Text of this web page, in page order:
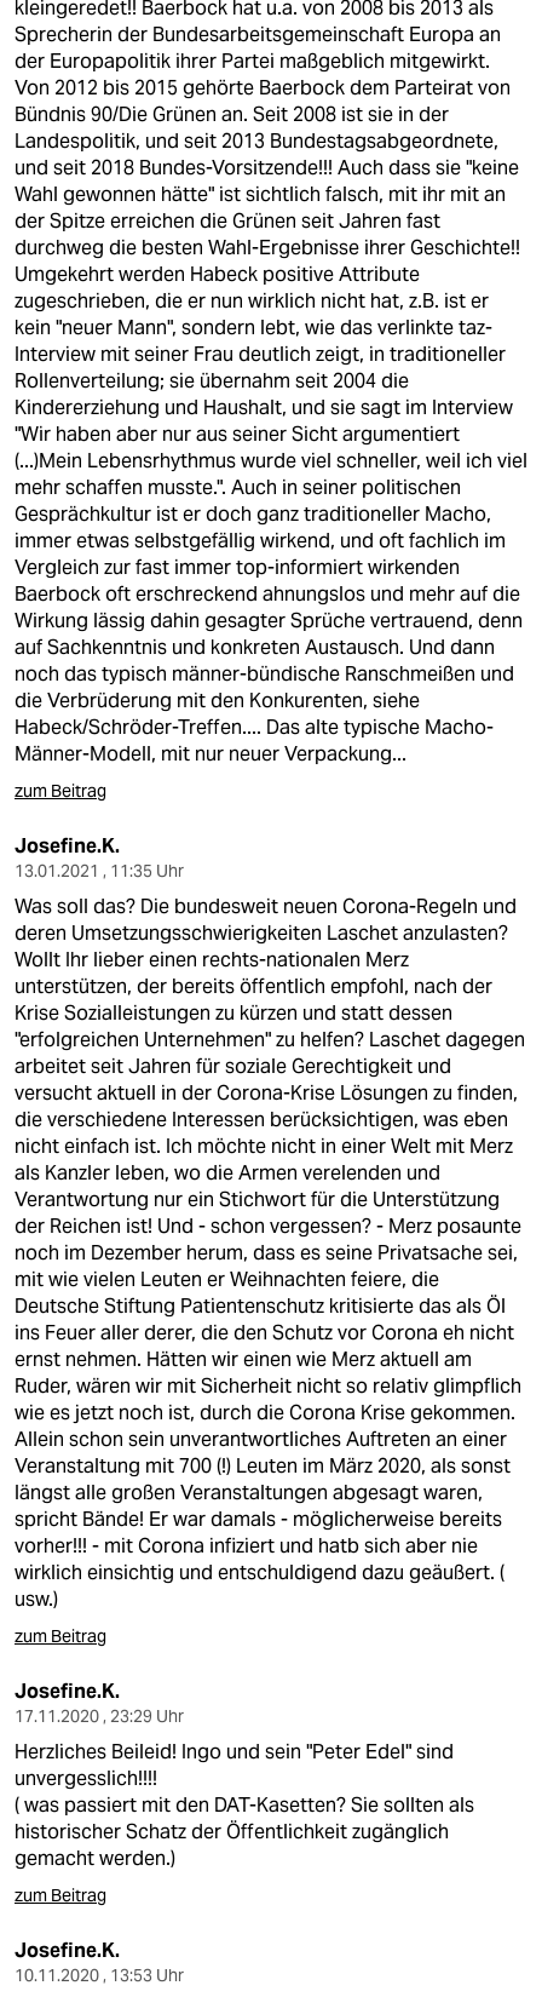
kleingeredet!! Baerbock hat u.a. von 2008 bis 2013 als
Sprecherin der Bundesarbeitsgemeinschaft Europa an
der Europapolitik ihrer Partei maßgeblich mitgewirkt.
Von 2012 bis 2015 gehörte Baerbock dem Parteirat von
Bündnis 90/Die Grünen an. Seit 2008 ist sie in der
Landespolitik, und seit 2013 Bundestagsabgeordnete,
und seit 2018 Bundes-Vorsitzende!!! Auch dass sie "keine
Wahl gewonnen hätte" ist sichtlich falsch, mit ihr mit an
der Spitze erreichen die Grünen seit Jahren fast
durchweg die besten Wahl-Ergebnisse ihrer Geschichte!!
Umgekehrt werden Habeck positive Attribute
zugeschrieben, die er nun wirklich nicht hat, z.B. ist er
kein "neuer Mann", sondern lebt, wie das verlinkte taz-
Interview mit seiner Frau deutlich zeigt, in traditioneller
Rollenverteilung; sie übernahm seit 2004 die
Kindererziehung und Haushalt, und sie sagt im Interview
"Wir haben aber nur aus seiner Sicht argumentiert
(...)Mein Lebensrhythmus wurde viel schneller, weil ich viel
mehr schaffen musste.". Auch in seiner politischen
Gesprächkultur ist er doch ganz traditioneller Macho,
immer etwas selbstgefällig wirkend, und oft fachlich im
Vergleich zur fast immer top-informiert wirkenden
Baerbock oft erschreckend ahnungslos und mehr auf die
Wirkung lässig dahin gesagter Sprüche vertrauend, denn
auf Sachkenntnis und konkreten Austausch. Und dann
noch das typisch männer-bündische Ranschmeißen und
die Verbrüderung mit den Konkurenten, siehe
Habeck/Schröder-Treffen.... Das alte typische Macho-
Männer-Modell, mit nur neuer Verpackung...
zum Beitrag
Josefine.K.
13.01.2021 , 11:35 Uhr
Was soll das? Die bundesweit neuen Corona-Regeln und
deren Umsetzungsschwierigkeiten Laschet anzulasten?
Wollt Ihr lieber einen rechts-nationalen Merz
unterstützen, der bereits öffentlich empfohl, nach der
Krise Sozialleistungen zu kürzen und statt dessen
"erfolgreichen Unternehmen" zu helfen? Laschet dagegen
arbeitet seit Jahren für soziale Gerechtigkeit und
versucht aktuell in der Corona-Krise Lösungen zu finden,
die verschiedene Interessen berücksichtigen, was eben
nicht einfach ist. Ich möchte nicht in einer Welt mit Merz
als Kanzler leben, wo die Armen verelenden und
Verantwortung nur ein Stichwort für die Unterstützung
der Reichen ist! Und - schon vergessen? - Merz posaunte
noch im Dezember herum, dass es seine Privatsache sei,
mit wie vielen Leuten er Weihnachten feiere, die
Deutsche Stiftung Patientenschutz kritisierte das als Öl
ins Feuer aller derer, die den Schutz vor Corona eh nicht
ernst nehmen. Hätten wir einen wie Merz aktuell am
Ruder, wären wir mit Sicherheit nicht so relativ glimpflich
wie es jetzt noch ist, durch die Corona Krise gekommen.
Allein schon sein unverantwortliches Auftreten an einer
Veranstaltung mit 700 (!) Leuten im März 2020, als sonst
längst alle großen Veranstaltungen abgesagt waren,
spricht Bände! Er war damals - möglicherweise bereits
vorher!!! - mit Corona infiziert und hatb sich aber nie
wirklich einsichtig und entschuldigend dazu geäußert. (
usw.)
zum Beitrag
Josefine.K.
17.11.2020 , 23:29 Uhr
Herzliches Beileid! Ingo und sein "Peter Edel" sind
unvergesslich!!!!
( was passiert mit den DAT-Kasetten? Sie sollten als
historischer Schatz der Öffentlichkeit zugänglich
gemacht werden.)
zum Beitrag
Josefine.K.
10.11.2020 , 13:53 Uhr